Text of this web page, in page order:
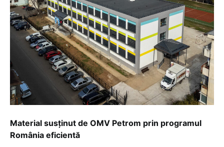
Material susținut de OMV Petrom prin programul
România eficientă